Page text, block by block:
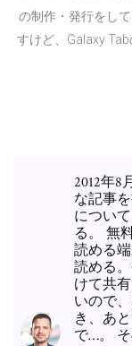
の制作・発行をし
すけど、Galaxy
2012年8
な記事
につい
る。 無
読める
読める
けて共
いので
き、あ
で…。 そ